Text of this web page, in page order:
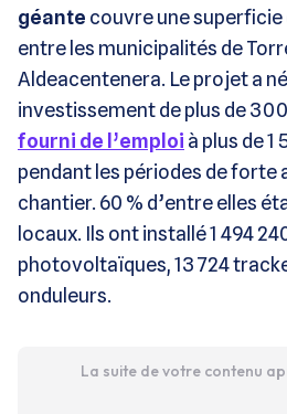
géante couvre une superficie
entre les municipalités de
Aldeacentenera. Le projet a
investissement de plus de
fourni de l’emploi à plus de
pendant les périodes de forte
chantier. 60 % d’entre elles
locaux. Ils ont installé 1 494
photovoltaïques, 13 724
onduleurs.
La suite de votre contenu